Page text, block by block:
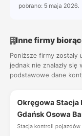
pobrano: 5 maja 2026.
Inne firmy
Poniższe firmy
jednak nie znalazły się
podstawowe dane
Okręgowa Stacja
Gdańsk Osowa
Stacja kontroli pojazdów